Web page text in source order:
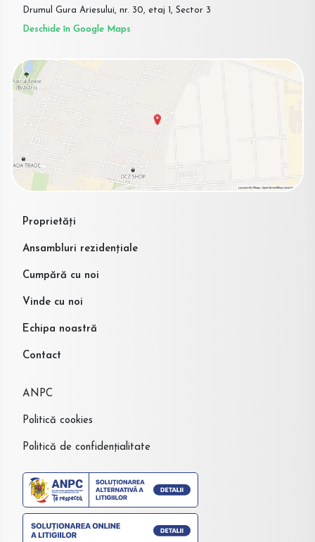
Drumul Gura Ariesului, nr. 30, etaj 1, Sector 3
Deschide în Google Maps
Proprietăți
Ansambluri rezidențiale
Cumpără cu noi
Vinde cu noi
Echipa noastră
Contact
ANPC
Politică cookies
Politică de confidențialitate